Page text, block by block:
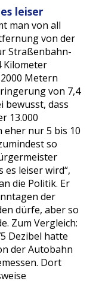
leiser
man von all
von der
Straßenbahn-
Kilometer
Metern
von 7,4
bewusst, dass
13.000
eher nur 5 bis 10
so
es leiser wird“,
die Politik. Er
der
dürfe, aber so
Zum Vergleich:
Dezibel hatte
der Autobahn
Dort